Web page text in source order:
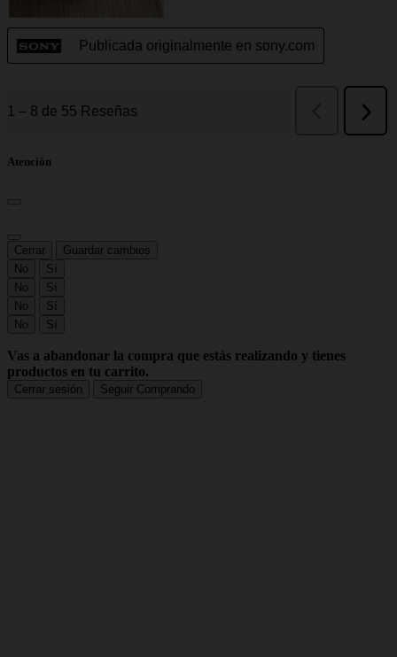
Atención
Cerrar
Guardar cambios
No
Sí
No
Sí
No
Sí
No
Sí
Vas a abandonar la compra que estás realizando y tienes
productos en tu carrito.
Cerrar sesión Seguir Comprando